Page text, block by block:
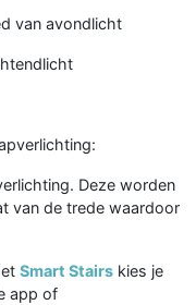
van avondlicht
Deze worden
van de trede waardoor
Smart Stairs kies je
app of